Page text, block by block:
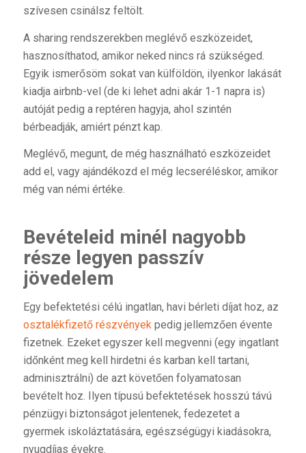
szívesen csinálsz feltölt.
A sharing rendszerekben meglévő eszközeidet,
hasznosíthatod, amikor neked nincs rá szükséged.
Egyik ismerősöm sokat van külföldön, ilyenkor lakását
kiadja airbnb-vel (de ki lehet adni akár 1-1 napra is)
autóját pedig a reptéren hagyja, ahol szintén
bérbeadják, amiért pénzt kap.
Meglévő, megunt, de még használható eszközeidet
add el, vagy ajándékozd el még lecseréléskor, amikor
még van némi értéke.
Bevételeid minél nagyobb
része legyen passzív
jövedelem
Egy befektetési célú ingatlan, havi bérleti díjat hoz, az
osztalékfizető részvények pedig jellemzően évente
fizetnek. Ezeket egyszer kell megvenni (egy ingatlant
időnként meg kell hirdetni és karban kell tartani,
adminisztrálni) de azt követően folyamatosan
bevételt hoz. Ilyen típusú befektetések hosszú távú
pénzügyi biztonságot jelentenek, fedezetet a
gyermek iskoláztatására, egészségügyi kiadásokra,
nyugdíjas évekre.